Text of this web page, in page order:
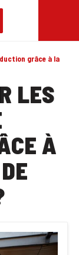
grâce à la
LES
À